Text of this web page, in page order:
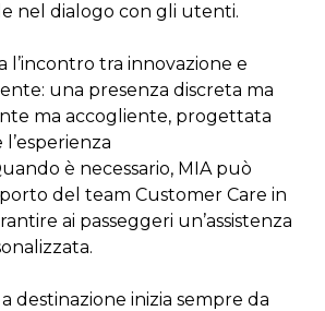
nel dialogo con gli utenti.
l’incontro tra innovazione e
una presenza discreta ma
ma accogliente, progettata
è necessario, MIA può
del team Customer Care in
ai passeggeri un’assistenza
destinazione inizia sempre da